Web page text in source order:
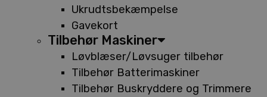
Ukrudtsbekæmpelse
Gavekort
Tilbehør Maskiner
Løvblæser/Løvsuger tilbehør
Tilbehør Batterimaskiner
Tilbehør Buskryddere og Trimmere